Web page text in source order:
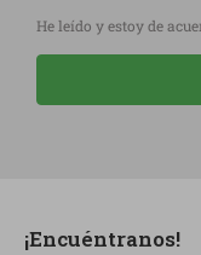
He leído y estoy de
¡Encuéntranos!